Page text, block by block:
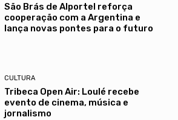
São Brás de Alportel reforça
cooperação com a Argentina e
lança novas pontes para o futuro
CULTURA
Tribeca Open Air: Loulé recebe
evento de cinema, música e
jornalismo